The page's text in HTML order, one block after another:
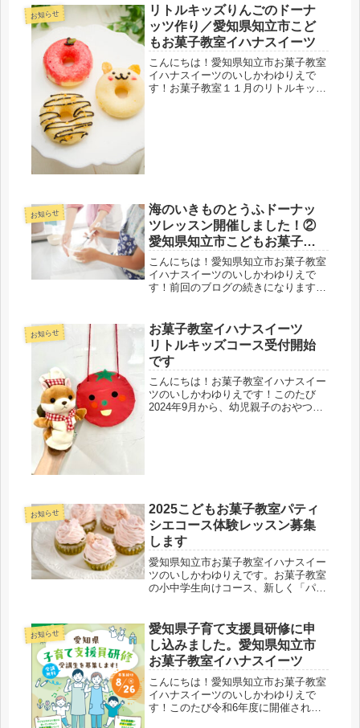
コース」の１回目を開催いたしまし
た！リトルキッズコースは全５回のレ
ッス...
お知らせ
リトルキッズりんごのドーナ
ッツ作り／愛知県知立市こど
もお菓子教室イハナスイーツ
こんにちは！愛知県知立市お菓子教室
イハナスイーツのいしかわゆりえで
す！お菓子教室１１月のリトルキッズ
お知らせ
海のいきものとうふドーナッ
ツレッスン開催しました！②
愛知県知立市こどもお菓子教
室イハナスイーツ
こんにちは！愛知県知立市お菓子教室
イハナスイーツのいしかわゆりえで
す！前回のブログの続きになります。
を開催しました！ドーナッツレッスン
にも、すでに12回コースに通ってい...
お知らせ
お菓子教室イハナスイーツ
リトルキッズコース受付開始
です
こんにちは！お菓子教室イハナスイー
ツのいしかわゆりえです！このたび
2024年9月から、幼児親子のおやつ作
お知らせ
2025こどもお菓子教室パティ
シエコース体験レッスン募集
します
愛知県知立市お菓子教室イハナスイー
ツのいしかわゆりえです。お菓子教室
の小中学生向けコース、新しく「パテ
ついてはホームページメニューにまと
めましたのでぜひご覧下さい。こちら
の...
お知らせ
愛知県子育て支援員研修に申
し込みました。愛知県知立市
お菓子教室イハナスイーツ
こんにちは！愛知県知立市お菓子教室
イハナスイーツのいしかわゆりえで
す！このたび令和6年度に開催され